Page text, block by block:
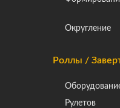
Округление
Роллы /
Рулетов